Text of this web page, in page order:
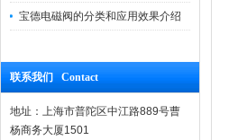
宝德电磁阀的分类和应用效果介绍
联系我们 Contact
地址：上海市普陀区中江路889号曹
杨商务大厦1501